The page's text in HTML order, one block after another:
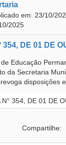
em: 23/10/
2025
354, DE 01 DE
Educação
da Secretaria
disposições
N° 354, DE 01 DE
Compartilhe: